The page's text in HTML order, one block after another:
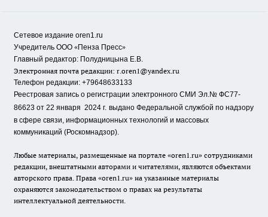
Сетевое издание oren1.ru
Учредитель ООО «Пенза Пресс»
Главный редактор: Полудницына Е.В.
Электронная почта редакции: r.oren1@yandex.ru
Телефон редакции: +79648633133
Реестровая запись о регистрации электронного СМИ Эл.№ ФС77-
86623 от 22 января 2024 г. выдано Федеральной службой по надзору
в сфере связи, информационных технологий и массовых
коммуникаций (Роскомнадзор).
Любые материалы, размещенные на портале «oren1.ru» сотрудниками
редакции, внештатными авторами и читателями, являются объектами
авторского права. Права «oren1.ru» на указанные материалы
охраняются законодательством о правах на результаты
интеллектуальной деятельности.